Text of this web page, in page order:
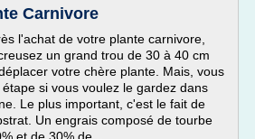
Carnivore
l'achat de votre plante carnivore,
un grand trou de 30 à 40 cm
votre chère plante. Mais, vous
si vous voulez le gardez dans
Le plus important, c'est le fait de
Un engrais composé de tourbe